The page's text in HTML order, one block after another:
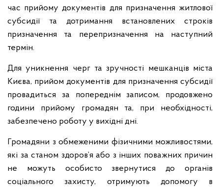
час прийому документів для призначення житлової
субсидії та дотримання встановлених строків
призначення та перепризначення на наступний
термін.
Для уникнення черг та зручності мешканців міста
Києва, прийом документів для призначення субсидії
провадиться за попереднім записом, продовжено
години прийому громадян та, при необхідності,
забезпечено роботу у вихідні дні.
Громадяни з обмеженими фізичними можливостями,
які за станом здоров’я або з інших поважних причин
не можуть особисто звернутися до органів
соціального захисту, отримують допомогу в